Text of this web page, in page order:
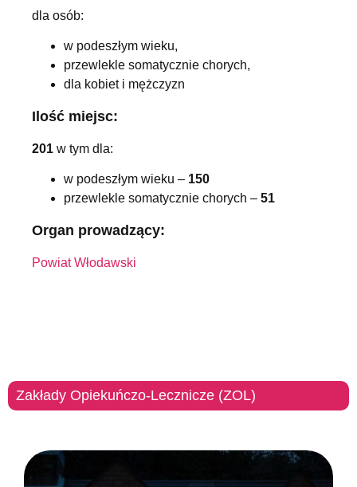
dla osób:
w podeszłym wieku,
przewlekle somatycznie chorych,
dla kobiet i mężczyzn
Ilość miejsc:
201 w tym dla:
w podeszłym wieku – 150
przewlekle somatycznie chorych – 51
Organ prowadzący:
Powiat Włodawski
Zakłady Opiekuńczo-Lecznicze (ZOL)